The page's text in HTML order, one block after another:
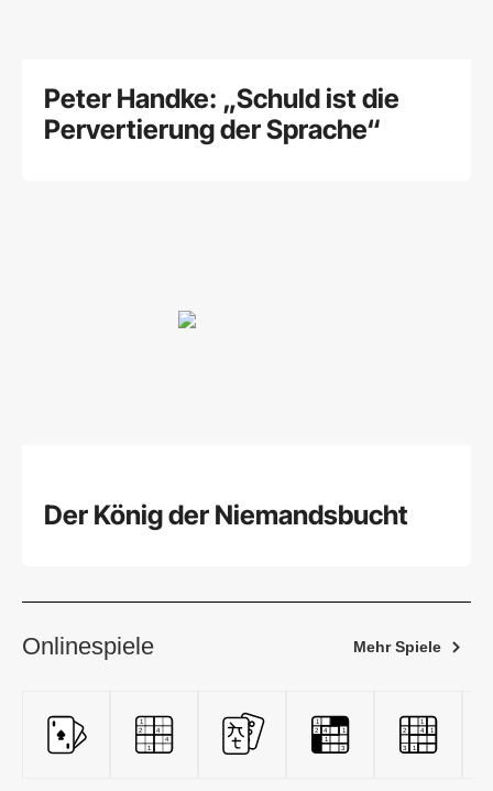
Peter Handke: „Schuld ist die
Pervertierung der Sprache“
Der König der Niemandsbucht
Onlinespiele Mehr Spiele